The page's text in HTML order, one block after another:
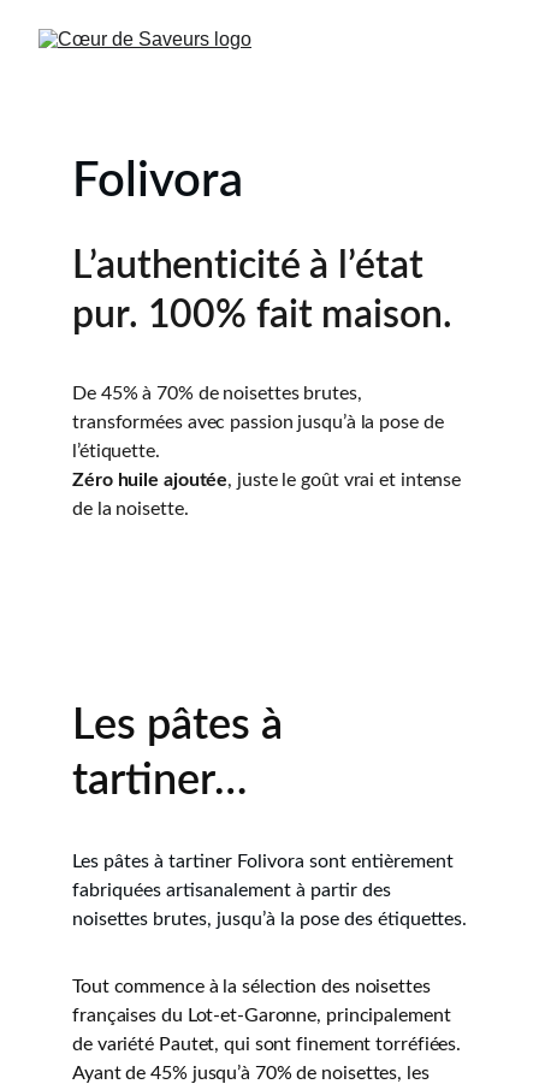
Folivora
L’authenticité à l’état
pur. 100% fait maison.
De 45% à 70% de noisettes brutes,
transformées avec passion jusqu’à la pose de
l’étiquette.
Zéro huile ajoutée, juste le goût vrai et intense
de la noisette.
Les pâtes à
tartiner…
Les pâtes à tartiner Folivora sont entièrement
fabriquées artisanalement à partir des
noisettes brutes, jusqu’à la pose des étiquettes.
Tout commence à la sélection des noisettes
françaises du Lot-et-Garonne, principalement
de variété Pautet, qui sont finement torréfiées.
Ayant de 45% jusqu’à 70% de noisettes, les